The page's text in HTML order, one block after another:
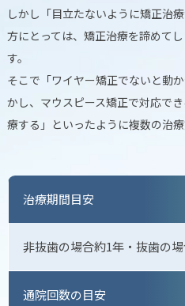
しかし「目立たないように矯正治
方にとっては、矯正治療を諦めて
す。
そこで「ワイヤー矯正でないと動
かし、マウスピース矯正で対応で
療する」といったように複数の治
治療期間目安
非抜歯の場合約1年・抜歯の
通院回数の目安